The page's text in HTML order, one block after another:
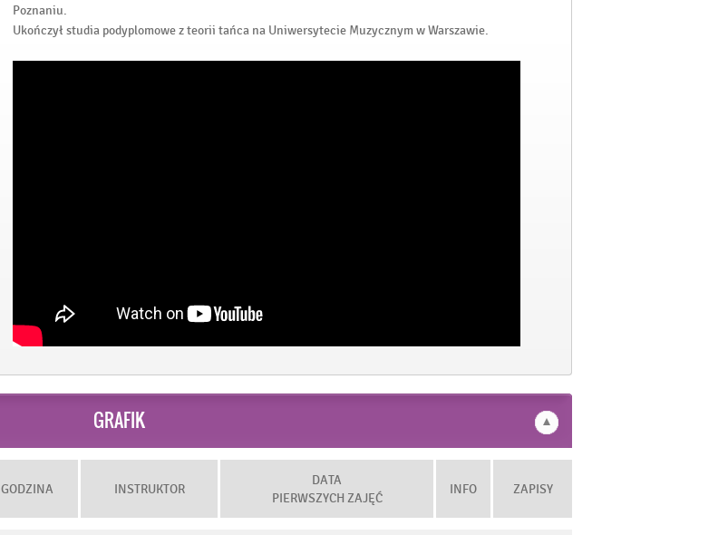
Poznaniu.
Ukończył studia podyplomowe z teorii tańca na Uniwersytecie Muzycznym w Warszawie.
GRAFIK
GODZINA INSTRUKTOR
DATA
PIERWSZYCH ZAJĘĆ
INFO ZAPISY